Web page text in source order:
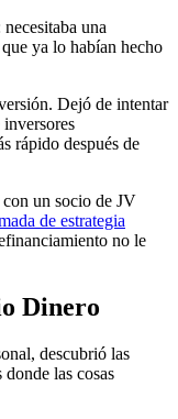
una
ya lo habían hecho
Dejó de intentar
rápido después de
un socio de JV
de estrategia
no le
Dinero
descubrió las
las cosas